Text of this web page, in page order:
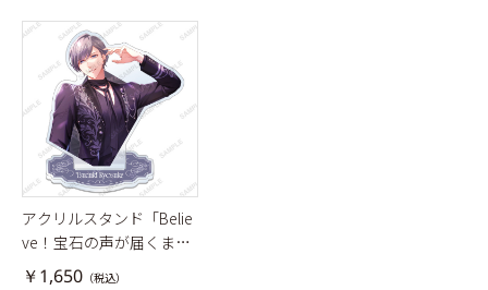
アクリルスタンド「Belie
ve！宝石の声が届くま
で」都築京介
￥1,650 （税込）